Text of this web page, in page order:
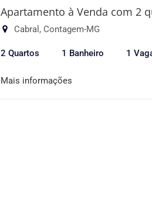
Apartamento à Venda com 2
Cabral, Contagem-MG
2 Quartos 1 Banheiro 1
Mais informações